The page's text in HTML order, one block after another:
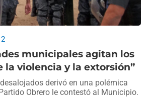
municipales agitan los
la violencia y la extorsión”
derivó en una polémica
Obrero le contestó al Municipio.